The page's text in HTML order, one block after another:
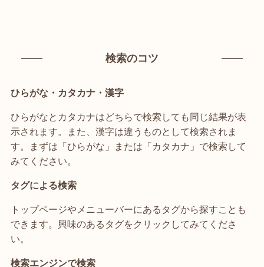
検索のコツ
ひらがな・カタカナ・漢字
ひらがなとカタカナはどちらで検索しても同じ結果が表
示されます。また、漢字は違うものとして検索されま
す。まずは「ひらがな」または「カタカナ」で検索して
みてください。
タグによる検索
トップページやメニューバーにあるタグから探すことも
できます。興味のあるタグをクリックしてみてくださ
い。
検索エンジンで検索